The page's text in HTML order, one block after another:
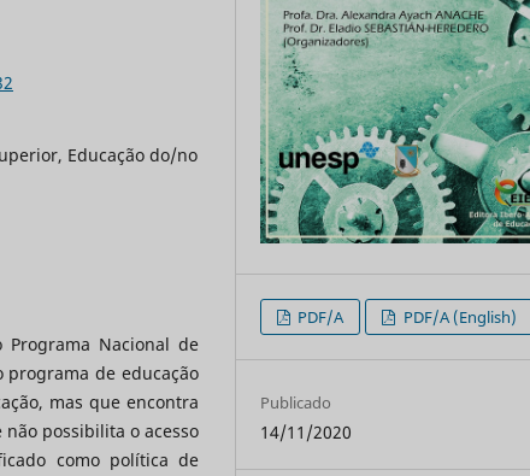
Educação do/no
Nacional de
programa de educação
mas que encontra
possibilita o acesso
como política de
PDF/A PDF/A (English)
Publicado
14/11/2020